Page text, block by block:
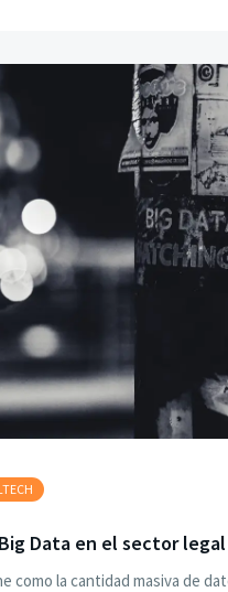
Data en el sector legal
como la cantidad masiva de